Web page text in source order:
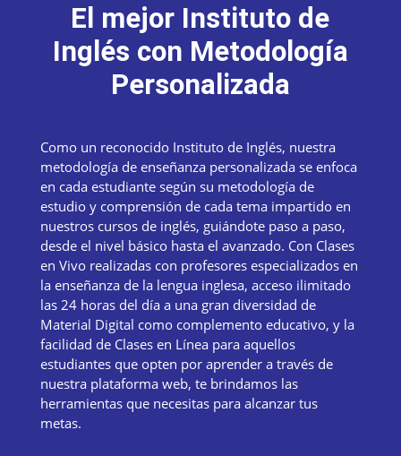
El mejor Instituto de
Inglés con Metodología
Personalizada
Como un reconocido Instituto de Inglés, nuestra
metodología de enseñanza personalizada se enfoca
en cada estudiante según su metodología de
estudio y comprensión de cada tema impartido en
nuestros cursos de inglés, guiándote paso a paso,
desde el nivel básico hasta el avanzado. Con Clases
en Vivo realizadas con profesores especializados en
la enseñanza de la lengua inglesa, acceso ilimitado
las 24 horas del día a una gran diversidad de
Material Digital como complemento educativo, y la
facilidad de Clases en Línea para aquellos
estudiantes que opten por aprender a través de
nuestra plataforma web, te brindamos las
herramientas que necesitas para alcanzar tus
metas.